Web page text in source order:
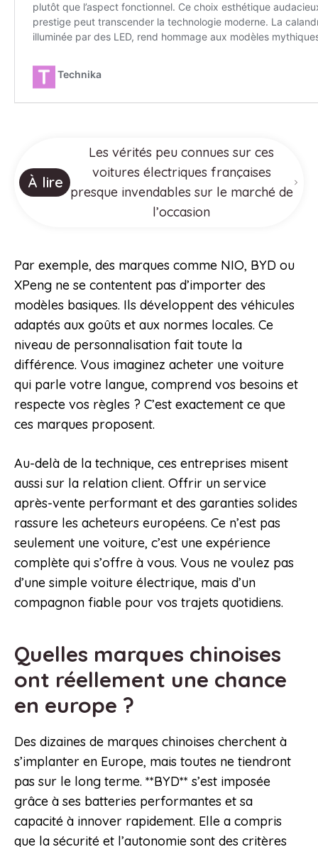
À lire
Les vérités peu connues sur ces
voitures électriques françaises
presque invendables sur le marché de
l’occasion
Par exemple, des marques comme NIO, BYD ou
XPeng ne se contentent pas d’importer des
modèles basiques. Ils développent des véhicules
adaptés aux goûts et aux normes locales. Ce
niveau de personnalisation fait toute la
différence. Vous imaginez acheter une voiture
qui parle votre langue, comprend vos besoins et
respecte vos règles ? C’est exactement ce que
ces marques proposent.
Au-delà de la technique, ces entreprises misent
aussi sur la relation client. Offrir un service
après-vente performant et des garanties solides
rassure les acheteurs européens. Ce n’est pas
seulement une voiture, c’est une expérience
complète qui s’offre à vous. Vous ne voulez pas
d’une simple voiture électrique, mais d’un
compagnon fiable pour vos trajets quotidiens.
Quelles marques chinoises
ont réellement une chance
en europe ?
Des dizaines de marques chinoises cherchent à
s’implanter en Europe, mais toutes ne tiendront
pas sur le long terme. **BYD** s’est imposée
grâce à ses batteries performantes et sa
capacité à innover rapidement. Elle a compris
que la sécurité et l’autonomie sont des critères